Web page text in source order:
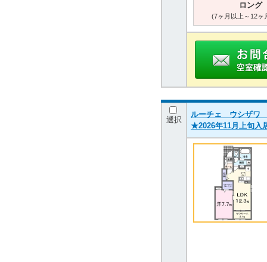
ロング
(7ヶ月以上～12ヶ
選択
ルーチェ ウシザワ
★2026年11月上旬入